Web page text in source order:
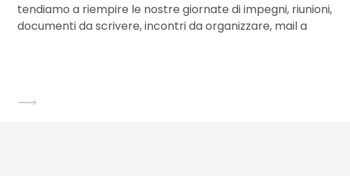
tendiamo a riempire le nostre giornate di impegni, riunioni,
documenti da scrivere, incontri da organizzare, mail a
⟶